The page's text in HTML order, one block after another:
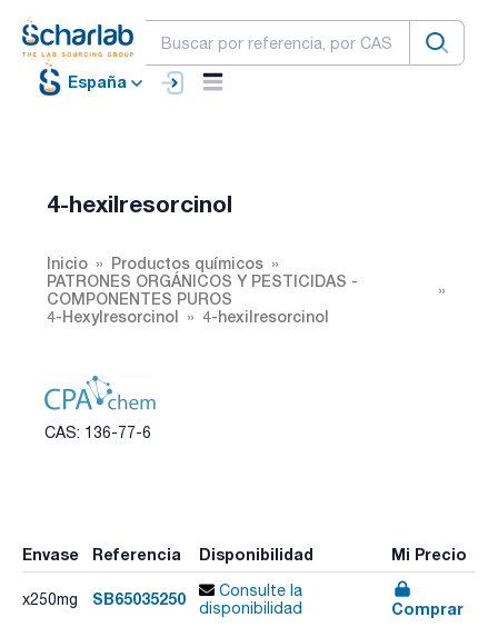
España
4-hexilresorcinol
Inicio
Productos químicos
PATRONES ORGÁNICOS Y PESTICIDAS -
COMPONENTES PUROS
4-Hexylresorcinol
4-hexilresorcinol
CAS: 136-77-6
Envase Referencia Disponibilidad Mi Precio
x250mg SB65035250
Consulte la
disponibilidad
Comprar